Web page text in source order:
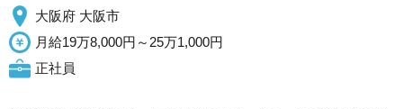
大阪府 大阪市
月給19万8,000円～25万1,000円
正社員